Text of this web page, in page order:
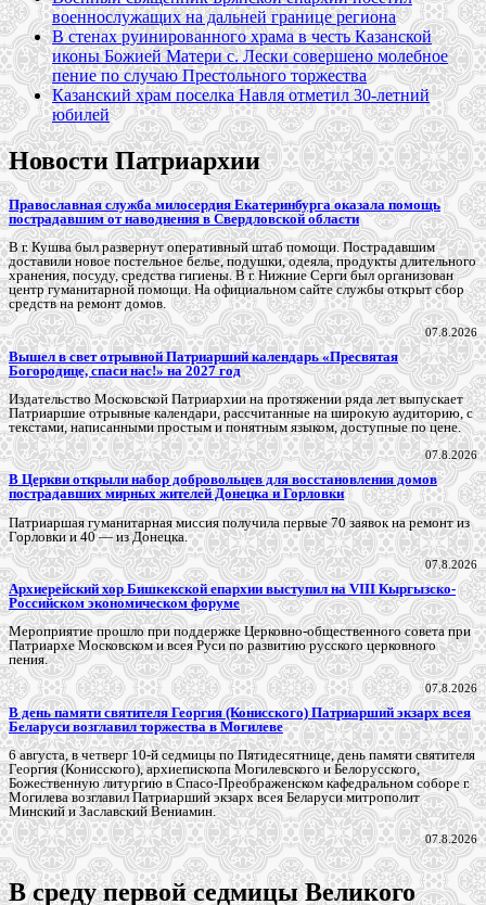
военнослужащих на дальней границе региона
В стенах руинированного храма в честь Казанской
иконы Божией Матери с. Лески совершено молебное
пение по случаю Престольного торжества
Казанский храм поселка Навля отметил 30-летний
юбилей
Новости Патриархии
Православная служба милосердия Екатеринбурга оказала помощь
пострадавшим от наводнения в Свердловской области
В г. Кушва был развернут оперативный штаб помощи. Пострадавшим
доставили новое постельное белье, подушки, одеяла, продукты длительного
хранения, посуду, средства гигиены. В г. Нижние Серги был организован
центр гуманитарной помощи. На официальном сайте службы открыт сбор
средств на ремонт домов.
07.8.2026
Вышел в свет отрывной Патриарший календарь «Пресвятая
Богородице, спаси нас!» на 2027 год
Издательство Московской Патриархии на протяжении ряда лет выпускает
Патриаршие отрывные календари, рассчитанные на широкую аудиторию, с
текстами, написанными простым и понятным языком, доступные по цене.
07.8.2026
В Церкви открыли набор добровольцев для восстановления домов
пострадавших мирных жителей Донецка и Горловки
Патриаршая гуманитарная миссия получила первые 70 заявок на ремонт из
Горловки и 40 — из Донецка.
07.8.2026
Архиерейский хор Бишкекской епархии выступил на VIII Кыргызско-
Российском экономическом форуме
Мероприятие прошло при поддержке Церковно-общественного совета при
Патриархе Московском и всея Руси по развитию русского церковного
пения.
07.8.2026
В день памяти святителя Георгия (Конисского) Патриарший экзарх всея
Беларуси возглавил торжества в Могилеве
6 августа, в четверг 10-й седмицы по Пятидесятнице, день памяти святителя
Георгия (Конисского), архиепископа Могилевского и Белорусского,
Божественную литургию в Спасо-Преображенском кафедральном соборе г.
Могилева возглавил Патриарший экзарх всея Беларуси митрополит
Минский и Заславский Вениамин.
07.8.2026
В среду первой седмицы Великого